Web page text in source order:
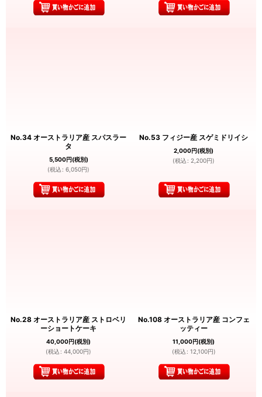
No.34 オーストラリア産 スパスラー
タ
5,500円(税別)
(税込 : 6,050円)
No.53 フィジー産 スゲミドリイシ
2,000円(税別)
(税込 : 2,200円)
No.28 オーストラリア産 ストロベリ
ーショートケーキ
40,000円(税別)
(税込 : 44,000円)
No.108 オーストラリア産 コンフェ
ッティー
11,000円(税別)
(税込 : 12,100円)